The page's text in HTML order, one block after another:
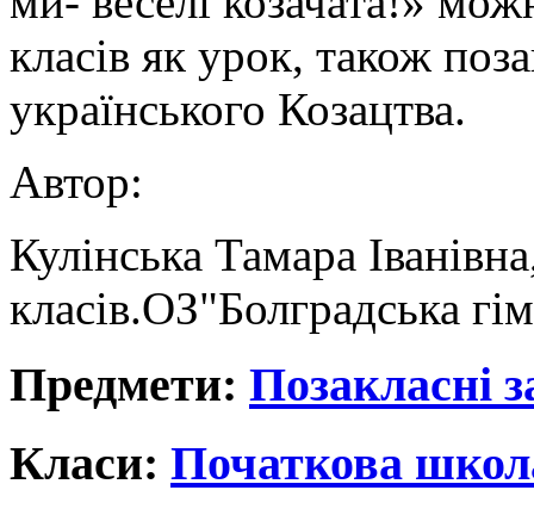
класів як урок, також
українського Козацтва.
Автор:
Кулінська Тамара
класів.ОЗ"Болградська
Предмети: Позакласні
Класи: Початкова